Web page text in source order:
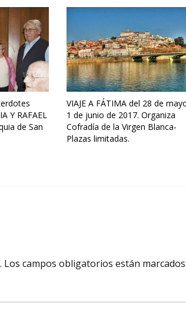
Y RAFAEL
de San
VIAJE A FÁTIMA del 28 de
1 de junio de 2017. Organiza
Cofradía de la Virgen Blanca-
Plazas limitadas.
Los campos obligatorios están marcados